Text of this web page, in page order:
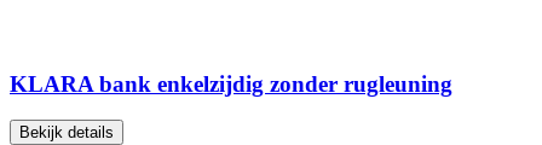
KLARA bank enkelzijdig zonder rugleuning
Bekijk details